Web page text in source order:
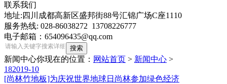
联系我们
地址:四川成都高新区盛邦街88号汇锦广场C座1110
服务热线: 028-86038272 13708226777
电子邮箱：654096435@qq.com
新闻中心你现在的位置： 网站首页 > 新闻中心 >
182019-10
[尚林竹地板]为庆祝世界地球日尚林参加绿色经济